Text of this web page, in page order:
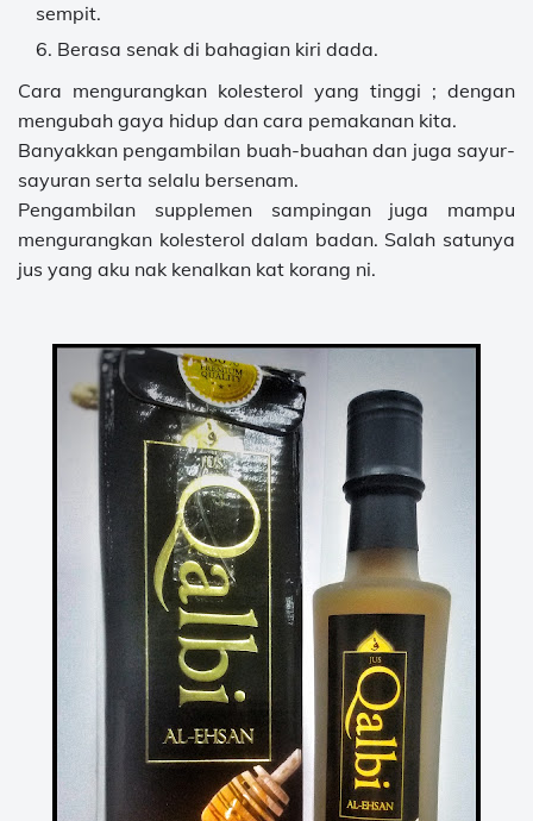
sempit.
Berasa senak di bahagian kiri dada.
Cara mengurangkan kolesterol yang tinggi ; dengan
mengubah gaya hidup dan cara pemakanan kita.
Banyakkan pengambilan buah-buahan dan juga sayur-
sayuran serta selalu bersenam.
Pengambilan supplemen sampingan juga mampu
mengurangkan kolesterol dalam badan. Salah satunya
jus yang aku nak kenalkan kat korang ni.